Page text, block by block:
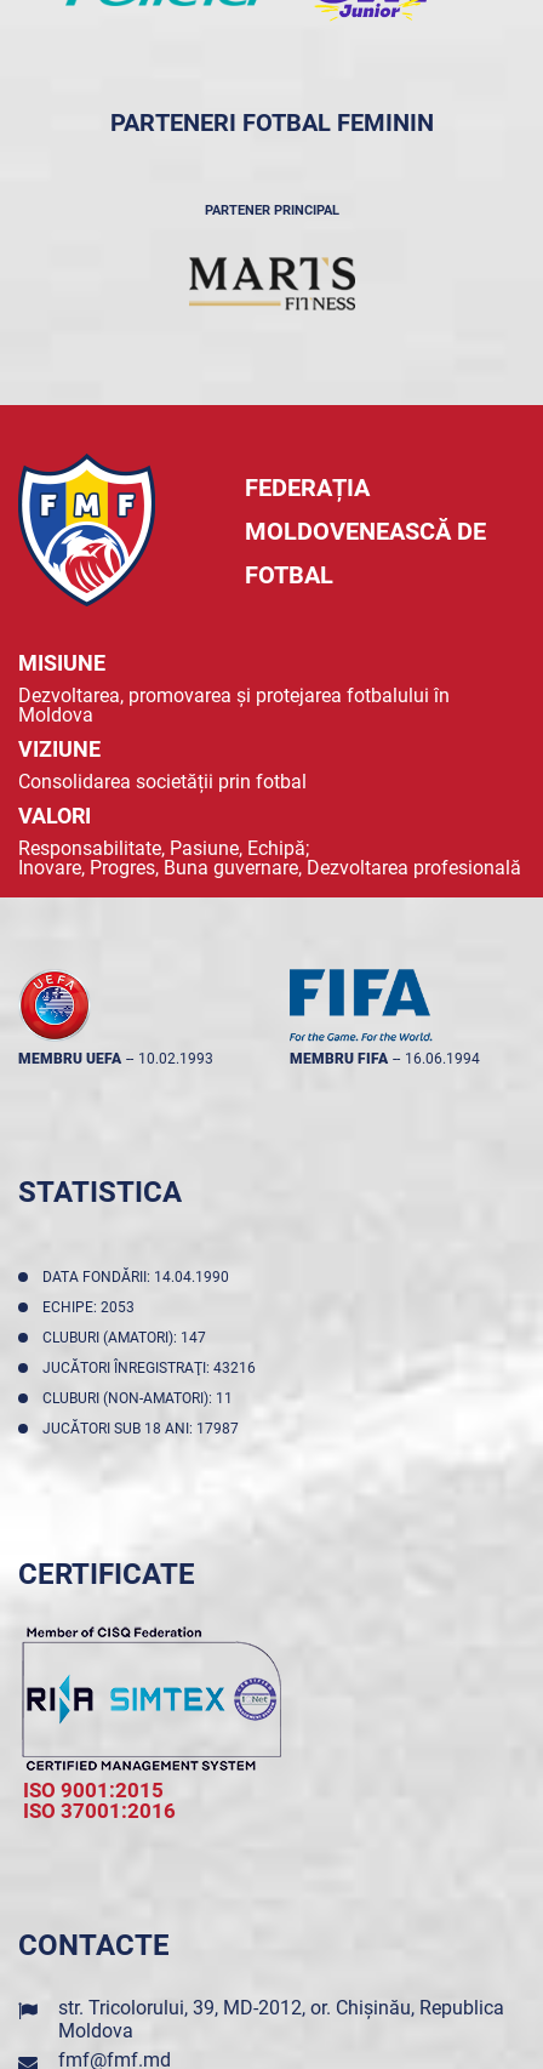
PARTENERI FOTBAL FEMININ
PARTENER PRINCIPAL
FEDERAȚIA
MOLDOVENEASCĂ DE
FOTBAL
MISIUNE
Dezvoltarea, promovarea și protejarea fotbalului în
Moldova
VIZIUNE
Consolidarea societății prin fotbal
VALORI
Responsabilitate, Pasiune, Echipă;
Inovare, Progres, Buna guvernare, Dezvoltarea profesională
MEMBRU UEFA -- 10.02.1993 MEMBRU FIFA -- 16.06.1994
STATISTICA
DATA FONDĂRII: 14.04.1990
ECHIPE: 2053
CLUBURI (AMATORI): 147
JUCĂTORI ÎNREGISTRAŢI: 43216
CLUBURI (NON-AMATORI): 11
JUCĂTORI SUB 18 ANI: 17987
CERTIFICATE
ISO 9001:2015
ISO 37001:2016
CONTACTE
str. Tricolorului, 39, MD-2012, or. Chișinău, Republica
Moldova
fmf@fmf.md